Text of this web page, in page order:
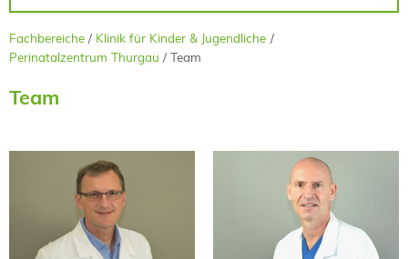
Fachbereiche
Klinik für Kinder & Jugendliche
Perinatalzentrum Thurgau
Team
Team
Prof. Dr. med.
Peter Gessler
Curriculum Vitae
Markus Kuther
Curriculum Vitae